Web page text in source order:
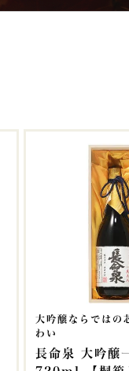
大吟醸ならではの
わい
長命泉 大吟醸